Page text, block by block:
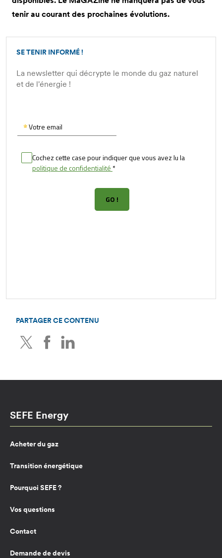
tenir au courant des prochaines évolutions.
SE TENIR INFORMÉ !
La newsletter qui décrypte le monde du gaz naturel
et de l'énergie !
PARTAGER CE CONTENU
TwitterFacebook
SEFE Energy
Acheter du gaz
Transition énergétique
Pourquoi SEFE ?
Vos questions
Contact
Demande de devis